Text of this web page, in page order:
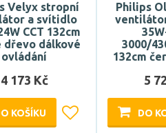
Velyx stropní
a svítidlo
CCT 132cm
dřevo dálkové
ovládání
4 173 Kč
KOŠÍKU
Philips
3000/
132cm
5
DO